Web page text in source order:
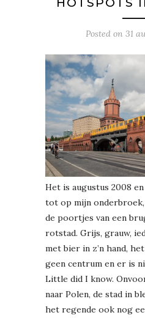
Posted on 31
Het is augustus 2008
tot op mijn
de poortjes van een
rotstad. Grijs, grauw,
met bier in z’n hand,
geen centrum en er is
Little did I know.
naar Polen, de stad in
het regende ook nog